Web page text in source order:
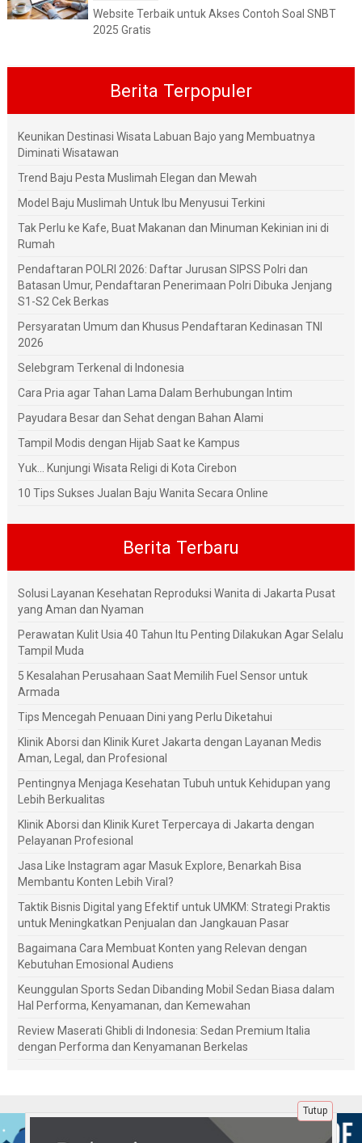
Website Terbaik untuk Akses Contoh Soal SNBT
2025 Gratis
Berita Terpopuler
Keunikan Destinasi Wisata Labuan Bajo yang Membuatnya
Diminati Wisatawan
Trend Baju Pesta Muslimah Elegan dan Mewah
Model Baju Muslimah Untuk Ibu Menyusui Terkini
Tak Perlu ke Kafe, Buat Makanan dan Minuman Kekinian ini di
Rumah
Pendaftaran POLRI 2026: Daftar Jurusan SIPSS Polri dan
Batasan Umur, Pendaftaran Penerimaan Polri Dibuka Jenjang
S1-S2 Cek Berkas
Persyaratan Umum dan Khusus Pendaftaran Kedinasan TNI
2026
Selebgram Terkenal di Indonesia
Cara Pria agar Tahan Lama Dalam Berhubungan Intim
Payudara Besar dan Sehat dengan Bahan Alami
Tampil Modis dengan Hijab Saat ke Kampus
Yuk... Kunjungi Wisata Religi di Kota Cirebon
10 Tips Sukses Jualan Baju Wanita Secara Online
Berita Terbaru
Solusi Layanan Kesehatan Reproduksi Wanita di Jakarta Pusat
yang Aman dan Nyaman
Perawatan Kulit Usia 40 Tahun Itu Penting Dilakukan Agar Selalu
Tampil Muda
5 Kesalahan Perusahaan Saat Memilih Fuel Sensor untuk
Armada
Tips Mencegah Penuaan Dini yang Perlu Diketahui
Klinik Aborsi dan Klinik Kuret Jakarta dengan Layanan Medis
Aman, Legal, dan Profesional
Pentingnya Menjaga Kesehatan Tubuh untuk Kehidupan yang
Lebih Berkualitas
Klinik Aborsi dan Klinik Kuret Terpercaya di Jakarta dengan
Pelayanan Profesional
Jasa Like Instagram agar Masuk Explore, Benarkah Bisa
Membantu Konten Lebih Viral?
Taktik Bisnis Digital yang Efektif untuk UMKM: Strategi Praktis
untuk Meningkatkan Penjualan dan Jangkauan Pasar
Bagaimana Cara Membuat Konten yang Relevan dengan
Kebutuhan Emosional Audiens
Keunggulan Sports Sedan Dibanding Mobil Sedan Biasa dalam
Hal Performa, Kenyamanan, dan Kemewahan
Review Maserati Ghibli di Indonesia: Sedan Premium Italia
dengan Performa dan Kenyamanan Berkelas
Tutup